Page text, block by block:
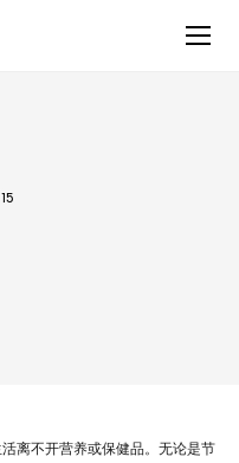
离不开营养或保健品。无论是节